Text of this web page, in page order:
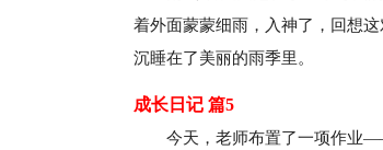
着外面蒙蒙细雨，入神了，回想
沉睡在了美丽的雨季里。
成长日记 篇5
今天，老师布置了一项作业